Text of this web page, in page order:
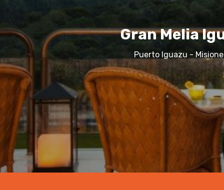
Gran Melia
Puerto Iguazu -